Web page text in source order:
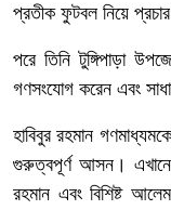
প্রতীক ফুটবল নিয়ে
পরে তিনি টুঙ্গিপাড়া
গণসংযোগ করেন এবং
হাবিবুর রহমান
গুরুত্বপূর্ণ আসন। এখানে
রহমান এবং বিশিষ্ট